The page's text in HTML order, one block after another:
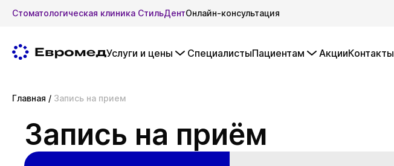
Стоматологическая клиника СтильДентОнлайн-консультация
Услуги и цены СпециалистыПациентам АкцииКонтакты
Главная / Запись на прием
Запись на приём